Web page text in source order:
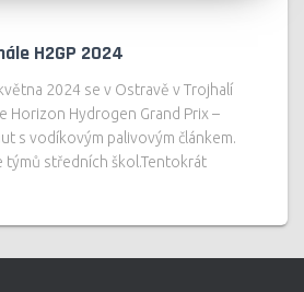
H2GP 2024
2024 se v Ostravě v Trojhalí
Horizon Hydrogen Grand Prix –
s vodíkovým palivovým článkem.
středních škol.Tentokrát